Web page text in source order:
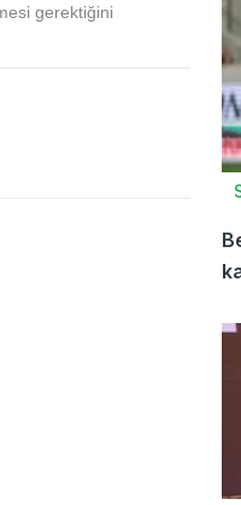
gerektiğini